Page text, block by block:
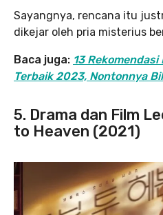
Sayangnya, rencana itu
dikejar oleh pria misterius
Baca juga: 13
Terbaik 2023, Nontonnya
5. Drama dan Film
to Heaven (2021)